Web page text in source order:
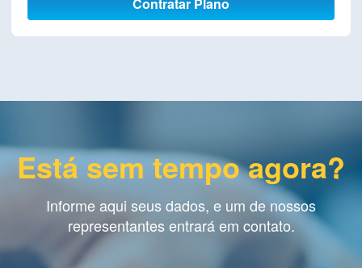
Está sem tempo agora?
Informe aqui seus dados, e um de nossos
representantes entrará em contato.